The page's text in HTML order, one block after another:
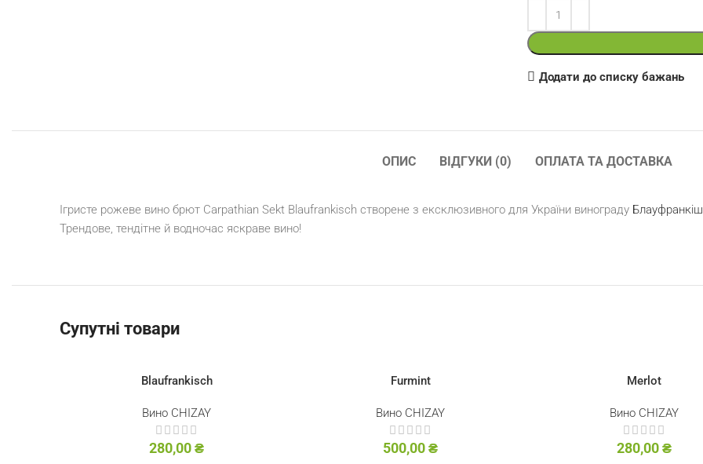
Додати до списку бажань
ОПИС ВІДГУКИ (0) ОПЛАТА ТА ДОСТАВКА
Ігристе рожеве вино брют Carpathian Sekt Blaufrankisch створене з ексклюзивного для України винограду Блауфранкіш
Трендове, тендітне й водночас яскраве вино!
Супутні товари
Blaufrankisch
Вино CHIZAY
280,00₴
Furmint
Вино CHIZAY
500,00₴
Merlot
Вино CHIZAY
280,00₴